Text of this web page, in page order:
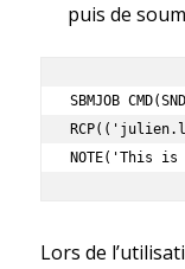
puis de
SBMJOB
NOTE('This is
Lors de